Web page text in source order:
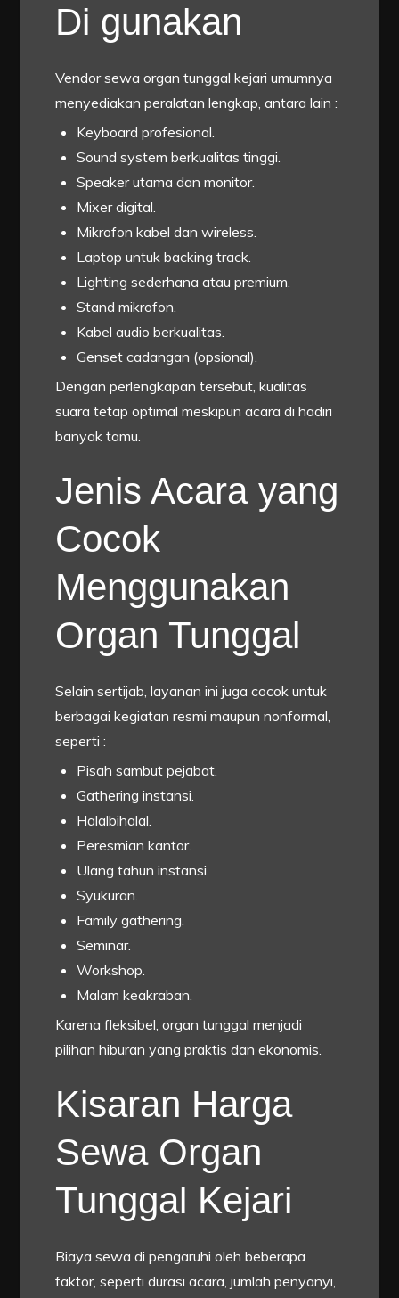
Di gunakan
Vendor sewa organ tunggal kejari umumnya
menyediakan peralatan lengkap, antara lain :
Keyboard profesional.
Sound system berkualitas tinggi.
Speaker utama dan monitor.
Mixer digital.
Mikrofon kabel dan wireless.
Laptop untuk backing track.
Lighting sederhana atau premium.
Stand mikrofon.
Kabel audio berkualitas.
Genset cadangan (opsional).
Dengan perlengkapan tersebut, kualitas
suara tetap optimal meskipun acara di hadiri
banyak tamu.
Jenis Acara yang
Cocok
Menggunakan
Organ Tunggal
Selain sertijab, layanan ini juga cocok untuk
berbagai kegiatan resmi maupun nonformal,
seperti :
Pisah sambut pejabat.
Gathering instansi.
Halalbihalal.
Peresmian kantor.
Ulang tahun instansi.
Syukuran.
Family gathering.
Seminar.
Workshop.
Malam keakraban.
Karena fleksibel, organ tunggal menjadi
pilihan hiburan yang praktis dan ekonomis.
Kisaran Harga
Sewa Organ
Tunggal Kejari
Biaya sewa di pengaruhi oleh beberapa
faktor, seperti durasi acara, jumlah penyanyi,